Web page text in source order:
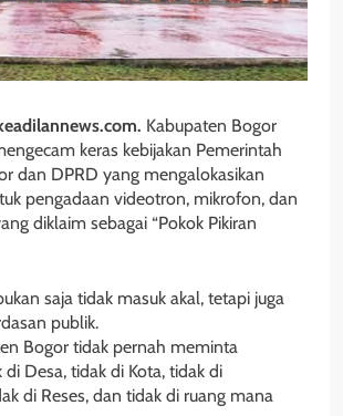
Kabupaten Bogor
keras kebijakan Pemerintah
dan DPRD yang mengalokasikan
pengadaan videotron, mikrofon, dan
diklaim sebagai “Pokok Pikiran
saja tidak masuk akal, tetapi juga
publik.
Bogor tidak pernah meminta
Desa, tidak di Kota, tidak di
di Reses, dan tidak di ruang mana